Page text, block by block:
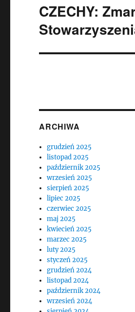
Następny
wpis:
CZECHY:
ARCHIWA
grudzień 2025
listopad 2025
październik 2025
wrzesień 2025
sierpień 2025
lipiec 2025
czerwiec 2025
maj 2025
kwiecień 2025
marzec 2025
luty 2025
styczeń 2025
grudzień 2024
listopad 2024
październik 2024
wrzesień 2024